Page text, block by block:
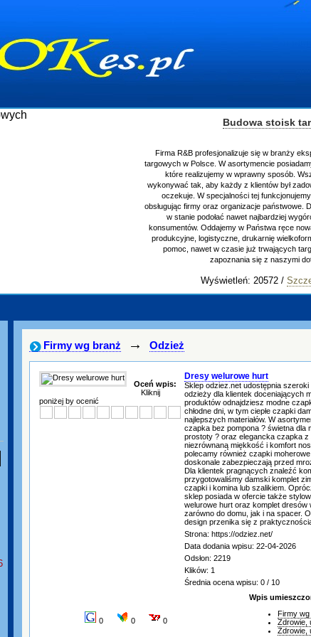
Budowa stoisk
Firma R&B profesjonalizuje się w branży
targowych w Polsce. W asortymencie
które realizujemy w wprawny sposób.
wykonywać tak, aby każdy z klientów był
oczekuje. W specjalności tej
obsługując firmy oraz organizacje państwowe.
w stanie podołać nawet najbardziej
konsumentów. Oddajemy w Państwa ręce
produkcyjne, logistyczne, drukarnię
pomoc, nawet w czasie już trwających
zapoznania się z naszymi
Wyświetleń: 20572 /
Firmy wg branż → Odzież
Oceń wpis:
Kliknij
poniżej by ocenić
Dresy welurowe hurt
Sklep odziez.net udostępnia
odzieży dla klientek doceniających
produktów odnajdziesz modne
chłodne dni, w tym ciepłe czapki
najlepszych materiałów. W
czapka bez pompona ? świetna dla
prostoty ? oraz elegancka czapka z
niezrównaną miękkość i komfort
polecamy również czapki
doskonale zabezpieczają przed
Dla klientek pragnących znaleźć
przygotowaliśmy damski komplet
czapki i komina lub szalikiem.
sklep posiada w ofercie także
welurowe hurt oraz komplet dresów
zarówno do domu, jak i na spacer.
design przenika się z
Strona: https://odziez.net/
Data dodania wpisu: 22-04-2026
Odsłon: 2219
Klików: 1
Średnia ocena wpisu: 0 / 10
0 0 0
Wpis
Firmy wg
Zdrowie,
Zdrowie,